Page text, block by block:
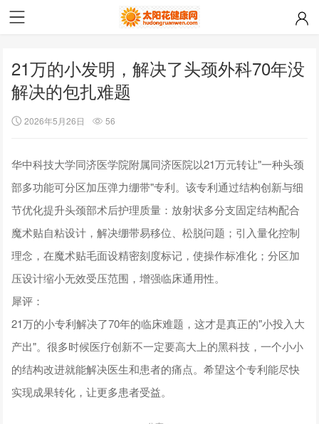
21万的小发明，解决了头颈外科70年没
解决的包扎难题
2026年5月26日 56
华中科技大学同济医学院附属同济医院以21万元转让"一种头颈
部多功能可分区加压弹力绷带"专利。该专利通过结构创新与细
节优化提升头颈部术后护理质量：放射状多分支固定结构配合
魔术贴自粘设计，解决绷带易移位、松脱问题；引入量化控制
理念，在魔术贴毛面设精密刻度标记，使操作标准化；分区加
压设计缩小无效受压范围，增强临床通用性。
犀评：
21万的小专利解决了70年的临床难题，这才是真正的"小投入大
产出"。很多时候医疗创新不一定要高大上的黑科技，一个小小
的结构改进就能解决医生和患者的痛点。希望这个专利能尽快
实现成果转化，让更多患者受益。